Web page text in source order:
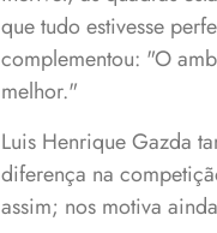
que tudo estivesse
complementou: "O
melhor."
Luis Henrique Gazda
diferença na
assim; nos motiva